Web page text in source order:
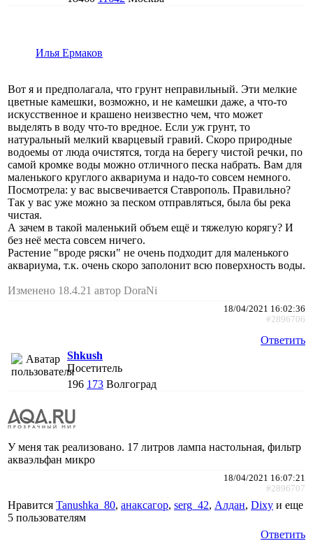
Илья Ермаков
Вот я и предполагала, что грунт неправильный. Эти мелкие
цветные камешки, возможно, и не камешки даже, а что-то
искусственное и крашено неизвестно чем, что может
выделять в воду что-то вредное. Если уж грунт, то
натуральный мелкий кварцевый гравий. Скоро природные
водоемы от люда очистятся, тогда на берегу чистой речки, по
самой кромке воды можно отличного песка набрать. Вам для
маленького круглого аквариума и надо-то совсем немного.
Посмотрела: у вас высвечивается Ставрополь. Правильно?
Так у вас уже можно за песком отправляться, была бы река
чистая.
А зачем в такой маленький объем ещё и тяжелую корягу? И
без неё места совсем ничего.
Растение "вроде ряски" не очень подходит для маленького
аквариума, т.к. очень скоро заполонит всю поверхность воды.
Изменено 18.4.21 автор DoraNi
18/04/2021 16:02:36
#2896706
Ответить
Shkush
Посетитель
196 173 Волгоград
У меня так реализовано. 17 литров лампа настольная, фильтр
акваэльфан микро
18/04/2021 16:07:21
#2896707
Нравится Tanushka_80, анаксагор, serg_42, Алдан, Dixy и еще
5 пользователям
Ответить